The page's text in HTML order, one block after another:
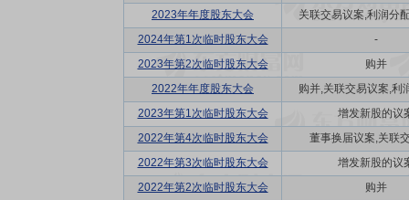
2023年年度股东大会
关联交易议案,利润分
2024年第1次临时股东大会
-
2023年第2次临时股东大会
购并
2022年年度股东大会
购并,关联交易议案,利
2023年第1次临时股东大会
增发新股的议
2022年第4次临时股东大会
董事换届议案,关联
2022年第3次临时股东大会
增发新股的议
2022年第2次临时股东大会
购并